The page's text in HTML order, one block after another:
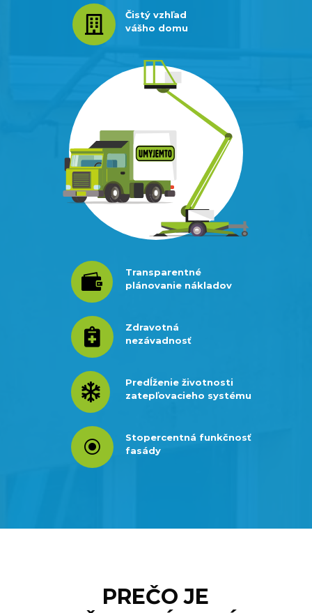

Čistý vzhľad
vášho domu

Transparentné
plánovanie nákladov

Zdravotná
nezávadnosť

Predĺženie životnosti
zatepľovacieho systému
\
Stopercentná funkčnosť
fasády
PREČO JE